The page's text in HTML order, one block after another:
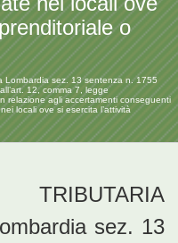
o
Lombardia sez. 13 sentenza n. 1755
12, comma 7, legge
relazione agli accertamenti conseguenti
locali ove si esercita l’attività
sez. 13